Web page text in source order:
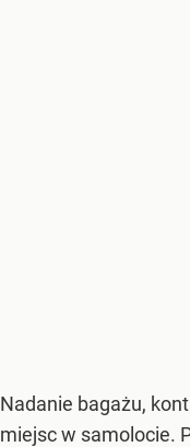
Nadanie bagażu,
miejsc w samolocie.